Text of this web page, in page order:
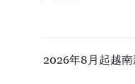
2026年8月起越